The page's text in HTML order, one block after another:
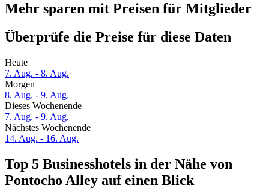
Mehr sparen mit Preisen für Mitglieder
Überprüfe die Preise für diese Daten
Heute
7. Aug. - 8. Aug.
Morgen
8. Aug. - 9. Aug.
Dieses Wochenende
7. Aug. - 9. Aug.
Nächstes Wochenende
14. Aug. - 16. Aug.
Top 5 Businesshotels in der Nähe von
Pontocho Alley auf einen Blick